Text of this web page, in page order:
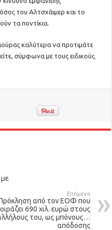
του Αλτσχάιμερ και το
τα ποντίκια.
καλύτερα να προτιμάτε
σύμφωνα με τους ειδικούς.
Επόμενο
από τον ΕΟΦ που
690 χιλ. ευρώ στους
του, ως μπόνους…
απόδοσης